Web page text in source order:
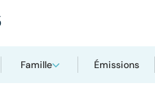
Famille Émissions